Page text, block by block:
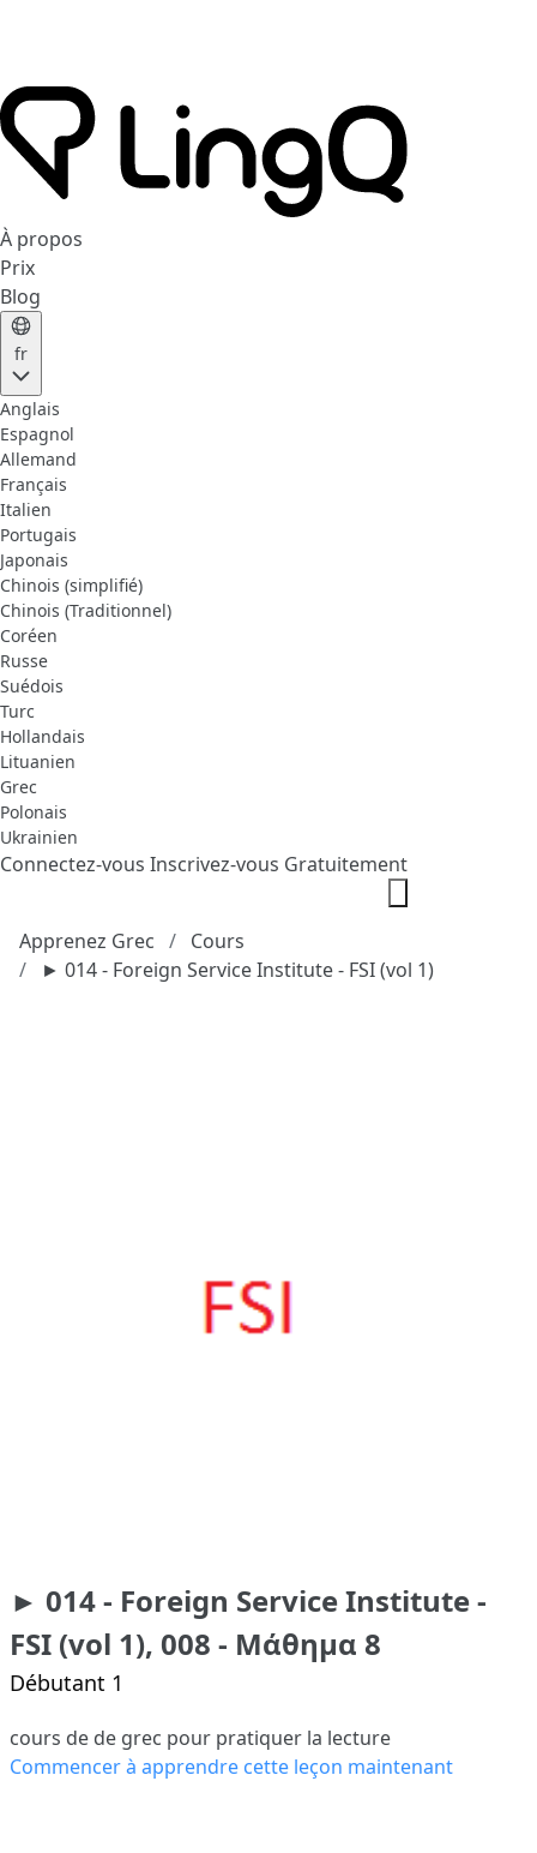
À propos
Prix
Blog
fr
Anglais
Espagnol
Allemand
Français
Italien
Portugais
Japonais
Chinois (simplifié)
Chinois (Traditionnel)
Coréen
Russe
Suédois
Turc
Hollandais
Lituanien
Grec
Polonais
Ukrainien
Connectez-vous Inscrivez-vous Gratuitement
Apprenez Grec
Cours
► 014 - Foreign Service Institute - FSI (vol 1)
► 014 - Foreign Service Institute -
FSI (vol 1), 008 - Μάθημα 8
Débutant 1
cours de de grec pour pratiquer la lecture
Commencer à apprendre cette leçon maintenant